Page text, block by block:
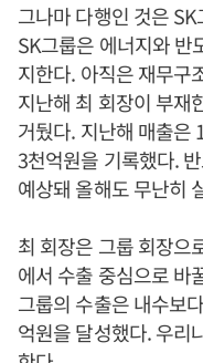
그나마 다행인 것은
SK그룹은 에너지와 반
지한다. 아직은 재무구
지난해 최 회장이 부재
거뒀다. 지난해 매출은
3천억원을 기록했다.
예상돼 올해도 무난히
최 회장은 그룹 회장으
에서 수출 중심으로 바
그룹의 수출은 내수보
억원을 달성했다. 우리